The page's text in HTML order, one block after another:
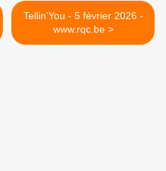
Tellin'You - 5 février 2026 -
www.rqc.be >